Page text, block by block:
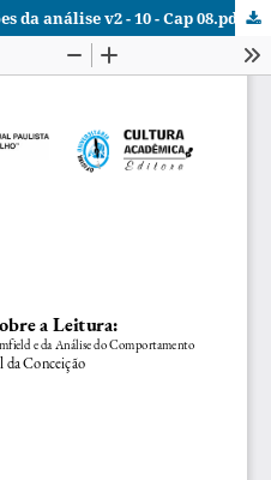
análise v2 - 10 - Cap 08.pdf